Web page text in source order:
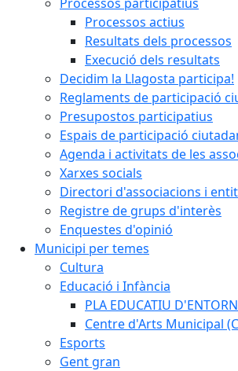
Processos actius
Resultats dels processos
Execució dels resultats
Decidim la Llagosta participa!
Reglaments de participació
Presupostos participatius
Espais de participació
Agenda i activitats de les
Xarxes socials
Directori d'associacions i
Registre de grups d'interès
Enquestes d'opinió
Municipi per temes
Cultura
Educació i Infància
PLA EDUCATIU
Centre d'Arts Municipal
Esports
Gent gran